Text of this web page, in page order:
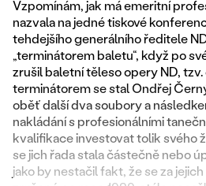
Vzpomínám, jak má emeritní
nazvala na jedné tiskové
tehdejšího generálního ředitele
„terminátorem baletu“, když po
zrušil baletní těleso opery ND,
terminátorem se stal Ondřej
oběť další dva soubory a
nakládání s profesionálními
kvalifikace investovat tolik svého
se jich řada stala částečně nebo
jako by nestačil fakt, že se za jejich